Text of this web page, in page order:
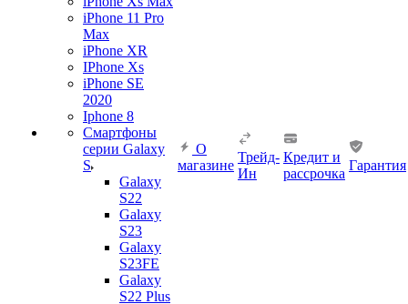
iPhone 11 Pro
Max
iPhone XR
IPhone Xs
iPhone SE
2020
Iphone 8
Смартфоны
серии Galaxy
S
Galaxy
S22
Galaxy
S23
Galaxy
S23FE
Galaxy
S22 Plus
О
магазине
Трейд-
Ин
Кредит и
рассрочка
Гарантия